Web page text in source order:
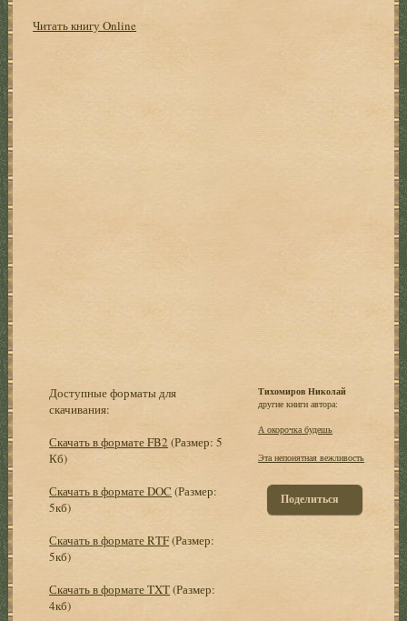
Читать книгу Online
Доступные форматы для
скачивания:
Скачать в формате FB2 (Размер: 5
Кб)
Скачать в формате DOC (Размер:
5кб)
Скачать в формате RTF(Размер:
5кб)
Скачать в формате TXT(Размер:
4кб)
Тихомиров Николай
другие книги автора:
А окорочка будешь
Эта непонятная вежливость
Поделиться